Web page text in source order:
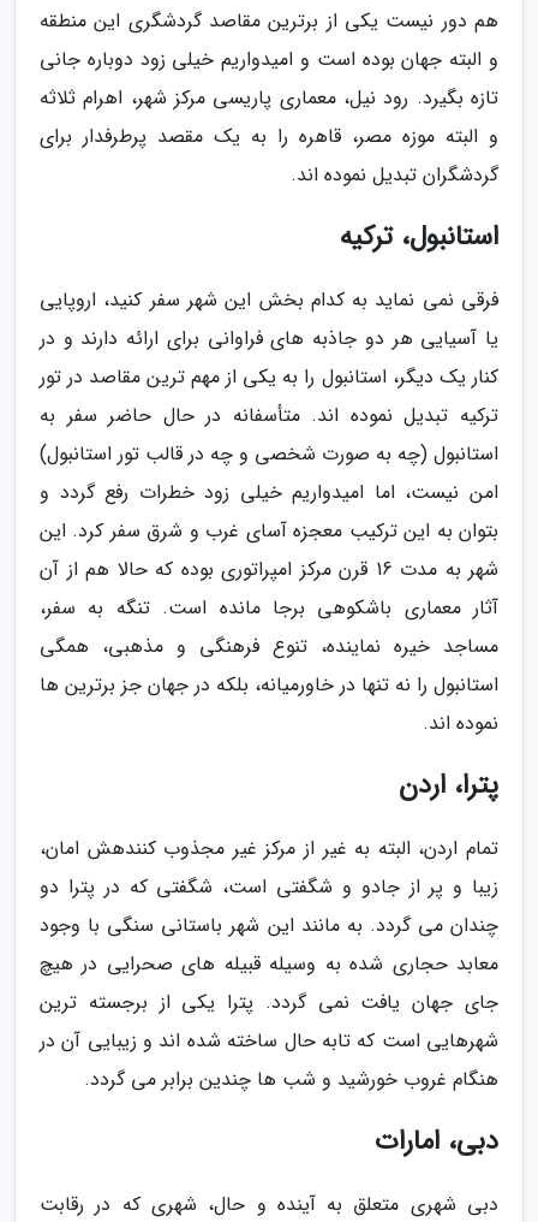
هم دور نیست یکی از برترین مقاصد گردشگری این منطقه
و البته جهان بوده است و امیدواریم خیلی زود دوباره جانی
تازه بگیرد. رود نیل، معماری پاریسی مرکز شهر، اهرام ثلاثه
و البته موزه مصر، قاهره را به یک مقصد پرطرفدار برای
گردشگران تبدیل نموده اند.
استانبول، ترکیه
فرقی نمی نماید به کدام بخش این شهر سفر کنید، اروپایی
یا آسیایی هر دو جاذبه های فراوانی برای ارائه دارند و در
کنار یک دیگر، استانبول را به یکی از مهم ترین مقاصد در تور
ترکیه تبدیل نموده اند. متأسفانه در حال حاضر سفر به
استانبول (چه به صورت شخصی و چه در قالب تور استانبول)
امن نیست، اما امیدواریم خیلی زود خطرات رفع گردد و
بتوان به این ترکیب معجزه آسای غرب و شرق سفر کرد. این
شهر به مدت 16 قرن مرکز امپراتوری بوده که حالا هم از آن
آثار معماری باشکوهی برجا مانده است. تنگه به سفر،
مساجد خیره نماینده، تنوع فرهنگی و مذهبی، همگی
استانبول را نه تنها در خاورمیانه، بلکه در جهان جز برترین ها
نموده اند.
پترا، اردن
تمام اردن، البته به غیر از مرکز غیر مجذوب کنندهش امان،
زیبا و پر از جادو و شگفتی است، شگفتی که در پترا دو
چندان می گردد. به مانند این شهر باستانی سنگی با وجود
معابد حجاری شده به وسیله قبیله های صحرایی در هیچ
جای جهان یافت نمی گردد. پترا یکی از برجسته ترین
شهرهایی است که تابه حال ساخته شده اند و زیبایی آن در
هنگام غروب خورشید و شب ها چندین برابر می گردد.
دبی، امارات
دبی شهری متعلق به آینده و حال، شهری که در رقابت